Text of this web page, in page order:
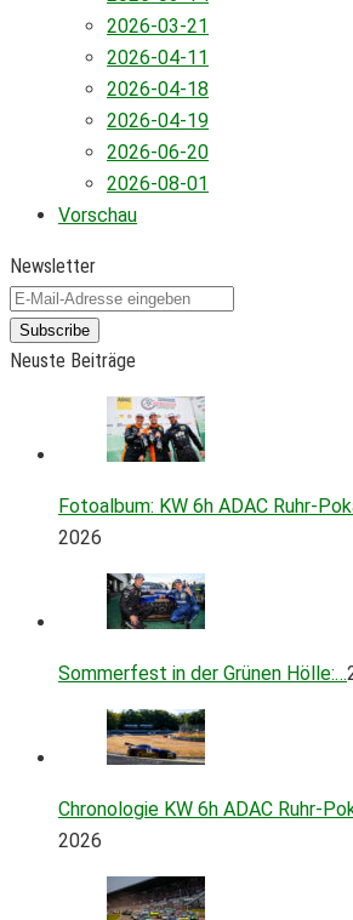
2026-03-21
2026-04-11
2026-04-18
2026-04-19
2026-06-20
2026-08-01
Vorschau
Newsletter
Subscribe
Neuste Beiträge
Fotoalbum: KW 6h ADAC Ruhr-
2026
Sommerfest in der Grünen Hölle:…
Chronologie KW 6h ADAC Ruhr-
2026